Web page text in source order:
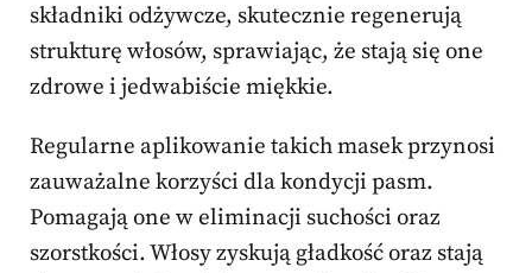
składniki odżywcze, skutecznie regenerują
strukturę włosów, sprawiając, że stają się one
zdrowe i jedwabiście miękkie.
Regularne aplikowanie takich masek przynosi
zauważalne korzyści dla kondycji pasm.
Pomagają one w eliminacji suchości oraz
szorstkości. Włosy zyskują gładkość oraz stają